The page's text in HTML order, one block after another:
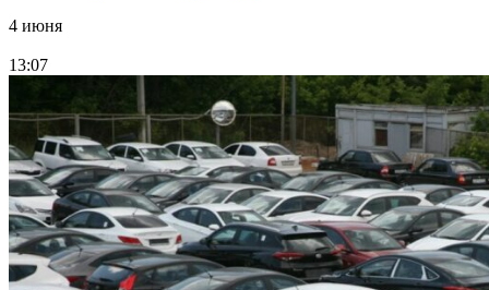
4 июня
13:07